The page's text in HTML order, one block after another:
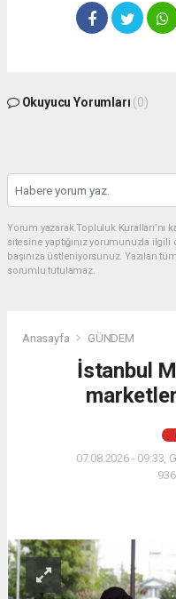
Okuyucu Yorumları (0)
Yorum yazarak Topluluk
sitesine yaptığınız yorumunuzla
başınıza üstleniyorsunuz. Yazılan
sorumlu tutulamaz.
Anasayfa GÜNDEM
İstanbul
07.08.2026 - 09:33,